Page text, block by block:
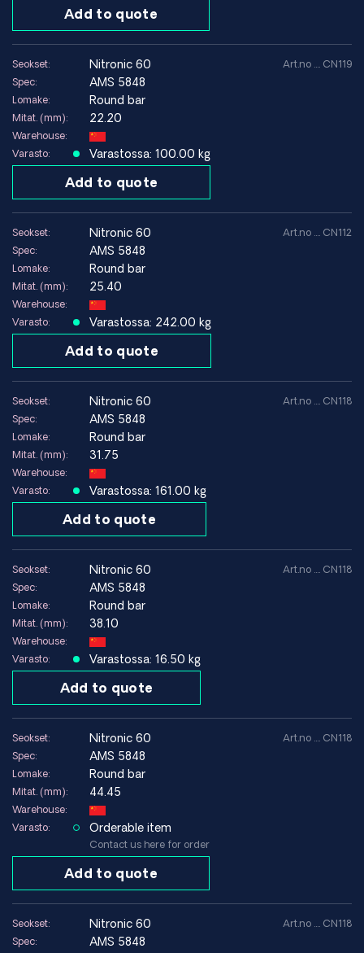
Add to quote
Seokset: nitronic 60
Spec: AMS 5848
Lomake: Round bar
Mitat. (mm): 22.20
Warehouse:
Varasto:
Varastossa: 100.00 kg
Add to quote
Art.no .... CN119
Seokset: nitronic 60
Spec: AMS 5848
Lomake: Round bar
Mitat. (mm): 25.40
Warehouse:
Varasto:
Varastossa: 242.00 kg
Add to quote
Art.no .... CN112
Seokset: nitronic 60
Spec: AMS 5848
Lomake: Round bar
Mitat. (mm): 31.75
Warehouse:
Varasto:
Varastossa: 161.00 kg
Add to quote
Art.no .... CN118
Seokset: nitronic 60
Spec: AMS 5848
Lomake: Round bar
Mitat. (mm): 38.10
Warehouse:
Varasto:
Varastossa: 16.50 kg
Add to quote
Art.no .... CN118
Seokset: nitronic 60
Spec: AMS 5848
Lomake: Round bar
Mitat. (mm): 44.45
Warehouse:
Varasto:
Orderable item
Contact us here for order
Add to quote
Art.no .... CN118
Seokset: nitronic 60
Spec: AMS 5848
Art.no .... CN118